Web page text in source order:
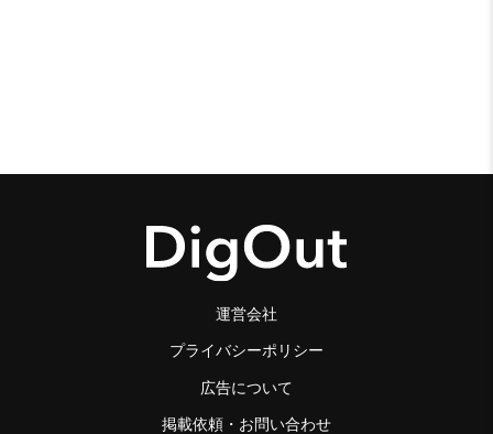
運営会社
プライバシーポリシー
広告について
掲載依頼・お問い合わせ